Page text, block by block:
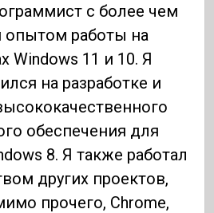
с более чем
опытом работы на
Windows 11 и 10. Я
на разработке и
обеспечения для
8. Я также работал
других проектов,
прочего, Chrome,